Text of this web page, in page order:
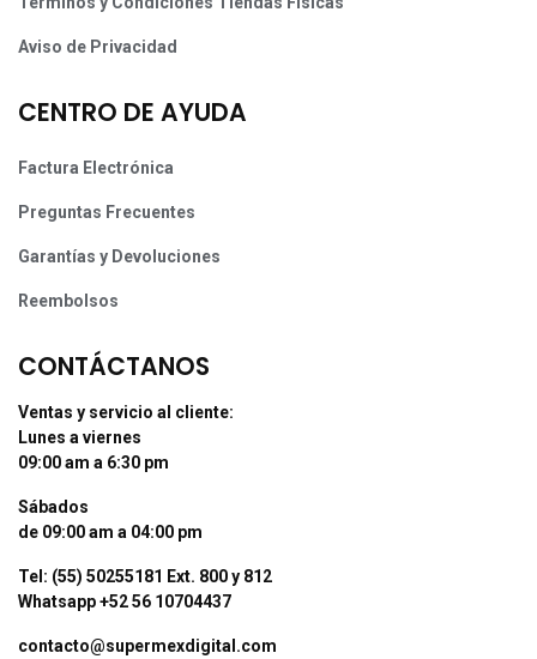
Aviso de Privacidad
CENTRO DE AYUDA
Factura Electrónica
Preguntas Frecuentes
Garantías y Devoluciones
Reembolsos
CONTÁCTANOS
Ventas y servicio al cliente:
Lunes a viernes
09:00 am a 6:30 pm
Sábados
de 09:00 am a 04:00 pm
Tel: (55) 50255181 Ext. 800 y 812
Whatsapp +52 56 10704437
contacto@supermexdigital.com